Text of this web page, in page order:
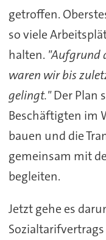
getroffen.
so viele
halten. "Aufgrund
waren wir bis
gelingt."Der Plan
Beschäftigten im
bauen und die
gemeinsam mit
begleiten.
Jetzt gehe es